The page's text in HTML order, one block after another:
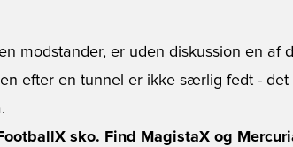
modstander, er uden diskussion en af
efter en tunnel er ikke særlig fedt - det
sko. Find MagistaX og